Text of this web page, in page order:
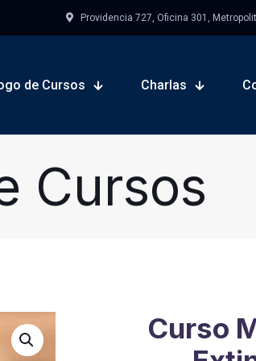
Providencia 727, Oficina 301,
de Cursos Charlas
Cursos
Curso